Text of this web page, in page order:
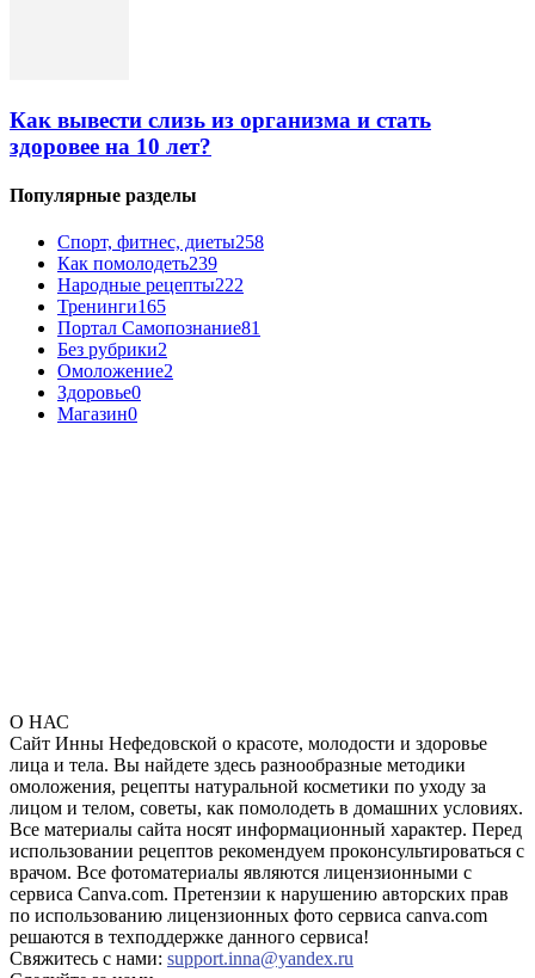
Как вывести слизь из организма и стать
здоровее на 10 лет?
Популярные разделы
Спорт, фитнес, диеты258
Как помолодеть239
Народные рецепты222
Тренинги165
Портал Самопознание81
Без рубрики2
Омоложение2
Здоровье0
Магазин0
О НАС
Сайт Инны Нефедовской о красоте, молодости и здоровье
лица и тела. Вы найдете здесь разнообразные методики
омоложения, рецепты натуральной косметики по уходу за
лицом и телом, советы, как помолодеть в домашних условиях.
Все материалы сайта носят информационный характер. Перед
использовании рецептов рекомендуем проконсультироваться с
врачом. Все фотоматериалы являются лицензионными с
сервиса Canva.com. Претензии к нарушению авторских прав
по использованию лицензионных фото сервиса canva.com
решаются в техподдержке данного сервиса!
Свяжитесь с нами: support.inna@yandex.ru